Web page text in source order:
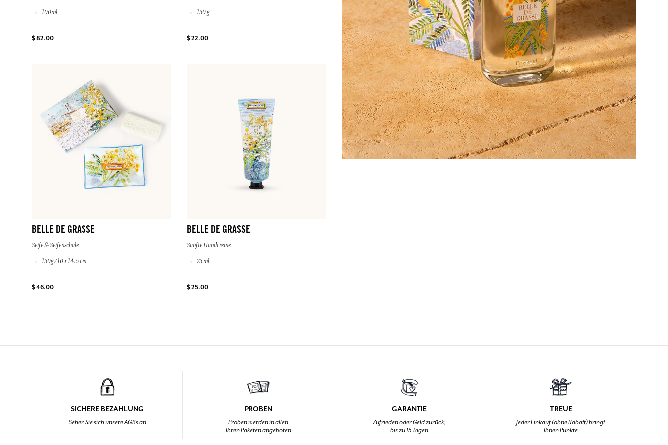
100ml
$ 82.00
150 g
$ 22.00
BELLE DE GRASSE
Seife & Seifenschale
150g / 10 x 14.5 cm
$ 46.00
BELLE DE GRASSE
Sanfte Handcreme
75 ml
$ 25.00
SICHERE BEZAHLUNG
Sehen Sie sich unsere AGBs an
PROBEN
Proben werden in allen
Ihren Paketen angeboten
GARANTIE
Zufrieden oder Geld zurück,
bis zu 15 Tagen
TREUE
Jeder Einkauf (ohne Rabatt) bringt
Ihnen Punkte